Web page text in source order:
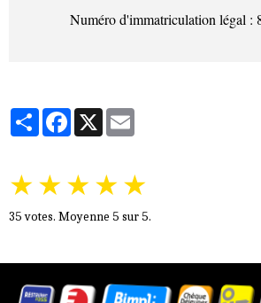
Numéro d'immatriculation légal :
PartagerFacebook
X
★★★★★
35votes. Moyenne 5 sur 5.